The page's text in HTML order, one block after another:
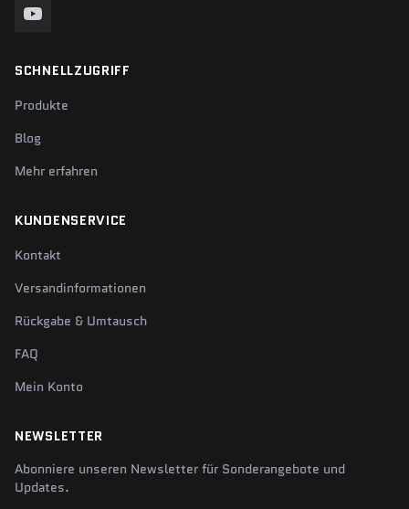
SCHNELLZUGRIFF
Produkte
Blog
Mehr erfahren
KUNDENSERVICE
Kontakt
Versandinformationen
Rückgabe & Umtausch
FAQ
Mein Konto
NEWSLETTER
Abonniere unseren Newsletter für Sonderangebote und
Updates.